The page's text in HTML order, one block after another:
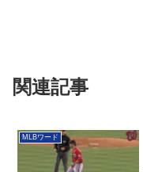
関連記事
MLBワード